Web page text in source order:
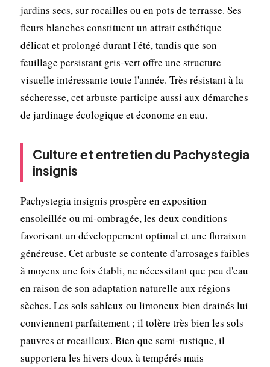
jardins secs, sur rocailles ou en pots de terrasse. Ses
fleurs blanches constituent un attrait esthétique
délicat et prolongé durant l'été, tandis que son
feuillage persistant gris-vert offre une structure
visuelle intéressante toute l'année. Très résistant à la
sécheresse, cet arbuste participe aussi aux démarches
de jardinage écologique et économe en eau.
Culture et entretien du Pachystegia
insignis
Pachystegia insignis prospère en exposition
ensoleillée ou mi-ombragée, les deux conditions
favorisant un développement optimal et une floraison
généreuse. Cet arbuste se contente d'arrosages faibles
à moyens une fois établi, ne nécessitant que peu d'eau
en raison de son adaptation naturelle aux régions
sèches. Les sols sableux ou limoneux bien drainés lui
conviennent parfaitement ; il tolère très bien les sols
pauvres et rocailleux. Bien que semi-rustique, il
supportera les hivers doux à tempérés mais